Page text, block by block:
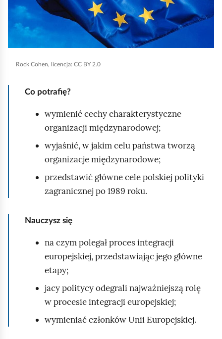
Rock Cohen, licencja: CC BY 2.0
Co potrafię?
wymienić cechy charakterystyczne
organizacji międzynarodowej;
wyjaśnić, w jakim celu państwa tworzą
organizacje międzynarodowe;
przedstawić główne cele polskiej polityki
zagranicznej po 1989 roku.
Nauczysz się
na czym polegał proces integracji
europejskiej, przedstawiając jego główne
etapy;
jacy politycy odegrali najważniejszą rolę
w procesie integracji europejskiej;
wymieniać członków Unii Europejskiej.